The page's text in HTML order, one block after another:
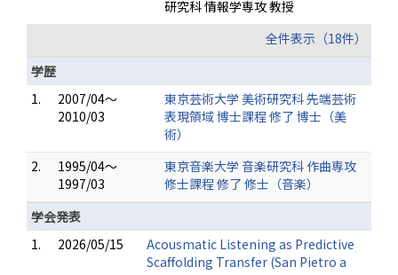
研究科 情報学専攻 教授
全件表示（18件）
学歴
1.
2007/04～
2010/03
東京芸術大学 美術研究科 先端芸術
表現領域 博士課程 修了 博士（美
術）
2.
1995/04～
1997/03
東京音楽大学 音楽研究科 作曲専攻
修士課程 修了 修士（音楽）
学会発表
1.
2026/05/15
Acousmatic Listening as Predictive
Scaffolding Transfer (San Pietro a